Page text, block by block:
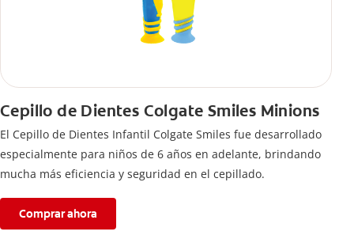
Cepillo de Dientes Colgate Smiles Minions
El Cepillo de Dientes Infantil Colgate Smiles fue desarrollado
especialmente para niños de 6 años en adelante, brindando
mucha más eficiencia y seguridad en el cepillado.
Comprar ahora